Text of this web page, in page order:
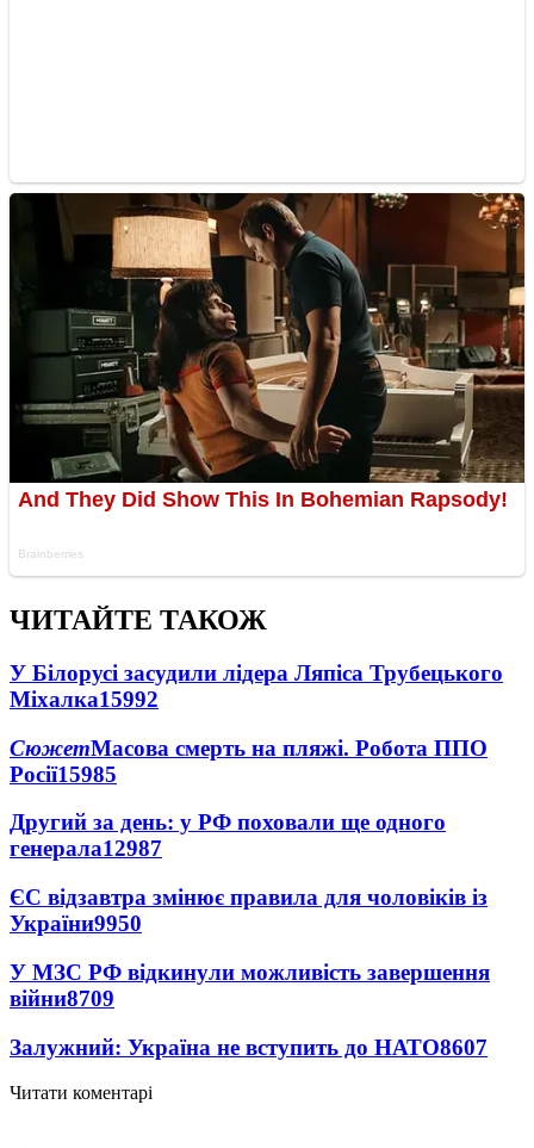
ЧИТАЙТЕ ТАКОЖ
У Білорусі засудили лідера Ляпіса Трубецького
Міхалка15992
СюжетМасова смерть на пляжі. Робота ППО
Росії15985
Другий за день: у РФ поховали ще одного
генерала12987
ЄС відзавтра змінює правила для чоловіків із
України9950
У МЗС РФ відкинули можливість завершення
війни8709
Залужний: Україна не вступить до НАТО8607
Читати коментарі